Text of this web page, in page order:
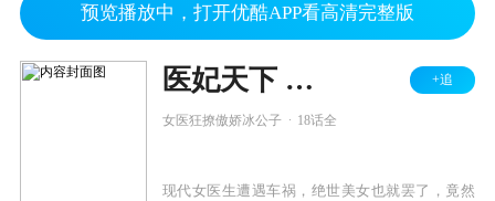
预览播放中，打开优酷APP看高清完整版
医妃天下 第5季 +追
女医狂撩傲娇冰公子 18话全
现代女医生遭遇车祸，绝世美女也就罢了，竟然